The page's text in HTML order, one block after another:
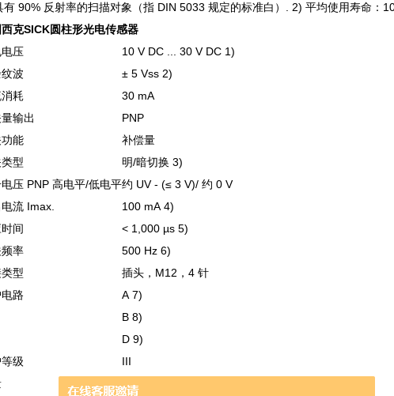
有 90% 反射率的扫描对象（指 DIN 5033 规定的标准白）. 2) 平均使用寿命：
克SICK圆柱形光电传感器
压
10 V DC ... 30 V DC 1)
波
± 5 Vss 2)
耗
30 mA
输出
PNP
能
补偿量
型
明/暗切换 3)
压 PNP 高电平/低电平约 UV - (≤ 3 V)/ 约 0 V
流 Imax.
100 mA 4)
间
< 1,000 µs 5)
率
500 Hz 6)
型
插头，M12，4 针
路
A 7)
B 8)
D 9)
级
III
45 g